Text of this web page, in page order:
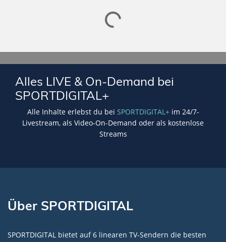
Lade SPORTDIGITAL+ Mediathek
Alles LIVE & On-Demand bei
SPORTDIGITAL+
Alle Inhalte erlebst du bei SPORTDIGITAL+im 24/7-
Livestream, als Video-On-Demand oder als kostenlose
Streams
Über SPORTDIGITAL
SPORTDIGITAL bietet auf 6 linearen TV-Sendern die besten